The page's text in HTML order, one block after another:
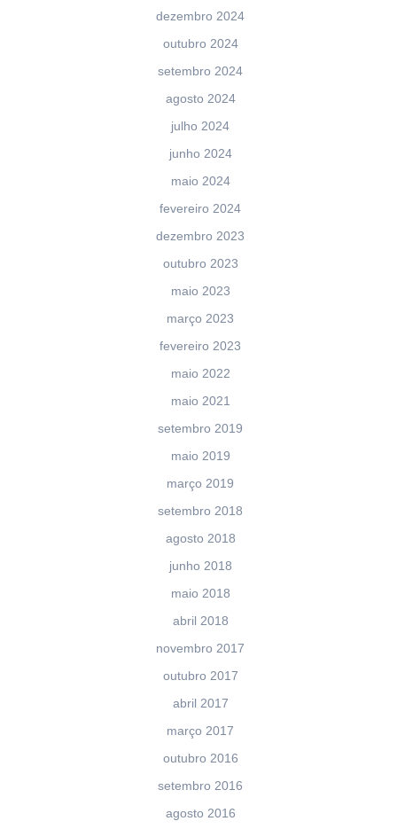
dezembro 2024
outubro 2024
setembro 2024
agosto 2024
julho 2024
junho 2024
maio 2024
fevereiro 2024
dezembro 2023
outubro 2023
maio 2023
março 2023
fevereiro 2023
maio 2022
maio 2021
setembro 2019
maio 2019
março 2019
setembro 2018
agosto 2018
junho 2018
maio 2018
abril 2018
novembro 2017
outubro 2017
abril 2017
março 2017
outubro 2016
setembro 2016
agosto 2016